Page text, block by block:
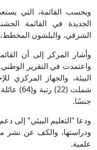
وبحسب القائمة، التي
الجديدة في القائمة
الشرقي، والبلشون المخطط،
واعتمدت في التقرير
جنسًا.
ودعا "التعليم البيئي" إلى
ودراستها، والكف عن نشر
علمية.